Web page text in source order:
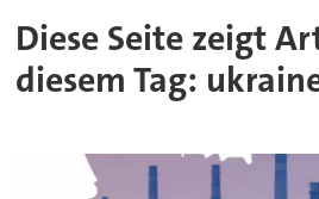
Diese Seite zeigt
diesem Tag: